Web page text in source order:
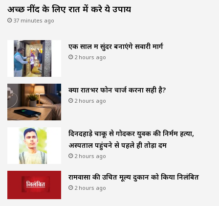
अच्छी नींद के लिए रात में करे ये उपाय
37 minutes ago
एक साल में सुंदर बनाएंगे सवारी मार्ग
2 hours ago
क्या रातभर फोन चार्ज करना सही है?
2 hours ago
दिनदहाड़े चाकू से गोदकर युवक की निर्मम हत्या,
अस्पताल पहुंचने से पहले ही तोड़ा दम
2 hours ago
रामवासा की उचित मूल्य दुकान को किया निलंबित
2 hours ago